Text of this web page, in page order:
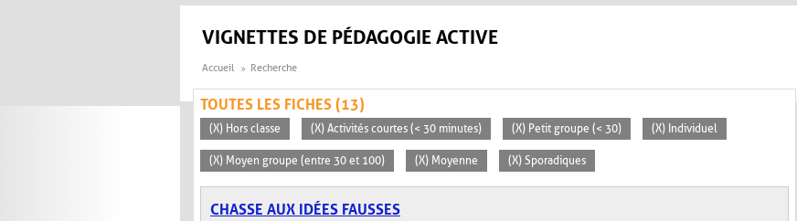
VIGNETTES DE PÉDAGOGIE ACTIVE
Accueil Recherche
TOUTES LES FICHES (13)
(X) Hors classe (X) Activités courtes (< 30 minutes) (X) Petit groupe (< 30) (X) Individuel
(X) Moyen groupe (entre 30 et 100) (X) Moyenne (X) Sporadiques
CHASSE AUX IDÉES FAUSSES